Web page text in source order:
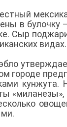
в булочку
Сыр
видах.
городе
«миланезы»,